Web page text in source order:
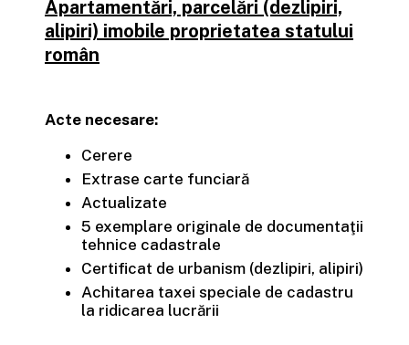
Apartamentări, parcelări (dezlipiri,
alipiri) imobile proprietatea statului
român
Acte necesare:
Cerere
Extrase carte funciară
Actualizate
5 exemplare originale de documentaţii
tehnice cadastrale
Certificat de urbanism (dezlipiri, alipiri)
Achitarea taxei speciale de cadastru
la ridicarea lucrării